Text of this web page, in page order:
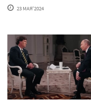
23 МАЯ'2024